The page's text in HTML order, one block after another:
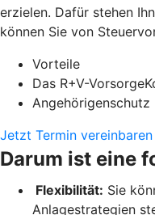
erzielen. Dafür stehen
können Sie von
Vorteile
Das R+V-
Angehörigenschutz
Jetzt Termin vereinbaren
Darum ist eine
Flexibilität: Sie
Anlagestrategien